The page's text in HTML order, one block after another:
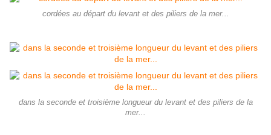
cordées au départ du levant et des piliers de la mer...
dans la seconde et troisième longueur du levant et des piliers de la
mer...